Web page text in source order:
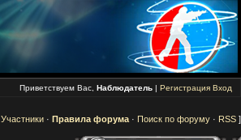
Приветствуем Вас, Наблюдатель | Регистрация Вход
Участники · Правила форума · Поиск по форуму · RSS ]